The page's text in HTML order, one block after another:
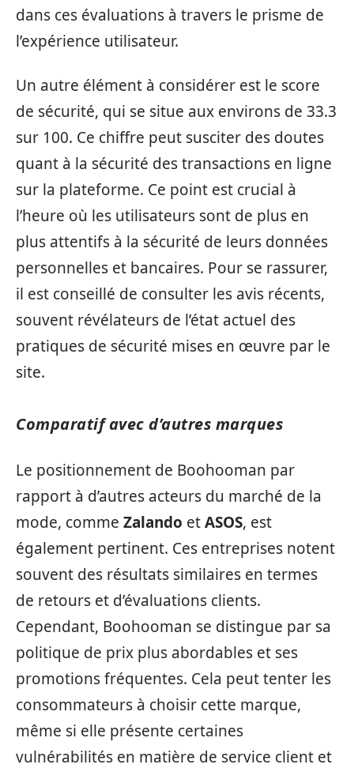
dans ces évaluations à travers le prisme de
l’expérience utilisateur.
Un autre élément à considérer est le score
de sécurité, qui se situe aux environs de 33.3
sur 100. Ce chiffre peut susciter des doutes
quant à la sécurité des transactions en ligne
sur la plateforme. Ce point est crucial à
l’heure où les utilisateurs sont de plus en
plus attentifs à la sécurité de leurs données
personnelles et bancaires. Pour se rassurer,
il est conseillé de consulter les avis récents,
souvent révélateurs de l’état actuel des
pratiques de sécurité mises en œuvre par le
site.
Comparatif avec d’autres marques
Le positionnement de Boohooman par
rapport à d’autres acteurs du marché de la
mode, comme Zalando etASOS, est
également pertinent. Ces entreprises notent
souvent des résultats similaires en termes
de retours et d’évaluations clients.
Cependant, Boohooman se distingue par sa
politique de prix plus abordables et ses
promotions fréquentes. Cela peut tenter les
consommateurs à choisir cette marque,
même si elle présente certaines
vulnérabilités en matière de service client et